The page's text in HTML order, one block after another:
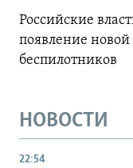
Российские
появление
беспилотников
НОВОСТИ
22:54